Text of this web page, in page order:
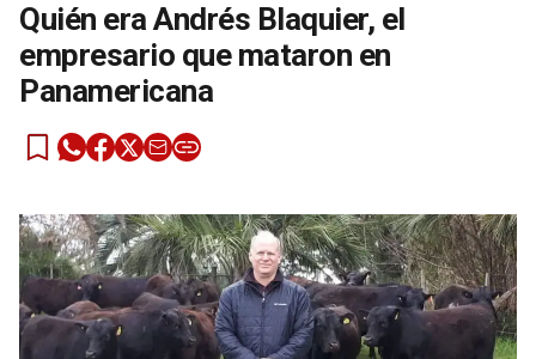
Quién era Andrés Blaquier, el
empresario que mataron en
Panamericana